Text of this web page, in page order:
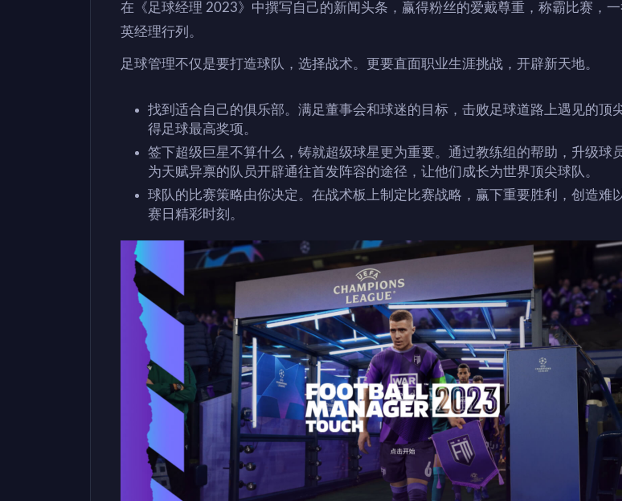
在《足球经理 2023》中撰写自己的新闻头条，赢得粉丝的爱戴尊重，称霸比赛，
英经理行列。
足球管理不仅是要打造球队，选择战术。更要直面职业生涯挑战，开辟新天地。
找到适合自己的俱乐部。满足董事会和球迷的目标，击败足球道路上遇见的顶
得足球最高奖项。
签下超级巨星不算什么，铸就超级球星更为重要。通过教练组的帮助，升级球
为天赋异禀的队员开辟通往首发阵容的途径，让他们成长为世界顶尖球队。
球队的比赛策略由你决定。在战术板上制定比赛战略，赢下重要胜利，创造难
赛日精彩时刻。